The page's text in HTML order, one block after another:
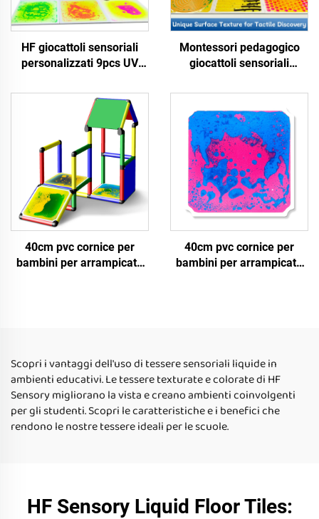
HF giocattoli sensoriali
personalizzati 9pcs UV
di pavimento sensoriali
tappeti sensoriali gel
liquido pad per bambini
autismo inquietanti
Montessori pedagogico
giocattoli sensoriali
sensoriali piastrelle da
pavimento materasso per
bambini giocattoli
sensoriali per bambini
autistici
40cm pvc cornice per
bambini per arrampicata
40cm pvc cornice per
bambini per arrampicata
Scopri i vantaggi dell'uso di tessere sensoriali liquide in
ambienti educativi. Le tessere texturate e colorate di HF
Sensory migliorano la vista e creano ambienti coinvolgenti
per gli studenti. Scopri le caratteristiche e i benefici che
rendono le nostre tessere ideali per le scuole.
HF Sensory Liquid Floor Tiles: